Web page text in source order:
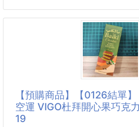
✨ Q彈外皮包住滿滿內餡
😍 甜而不膩，越吃越涮嘴
🎁 下午茶、聚會分享都超吸睛
🔩 萬用固定神器來啦！⚙️
輕鬆搞定各式車用/居家/DIY固定
📌適用範圍超廣👇
✅ 擋泥板
✅ 後行李箱
【預購商品】【0126結單
空運 VIGO杜拜開心果巧克
19